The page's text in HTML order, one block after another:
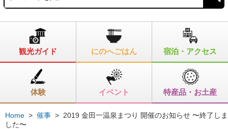
観光ガイド にのへごはん 宿泊・アクセス
体験 イベント 特産品・お土産
Home > 催事 > 2019 金田一温泉まつり 開催のお知らせ 〜終了しま
した〜